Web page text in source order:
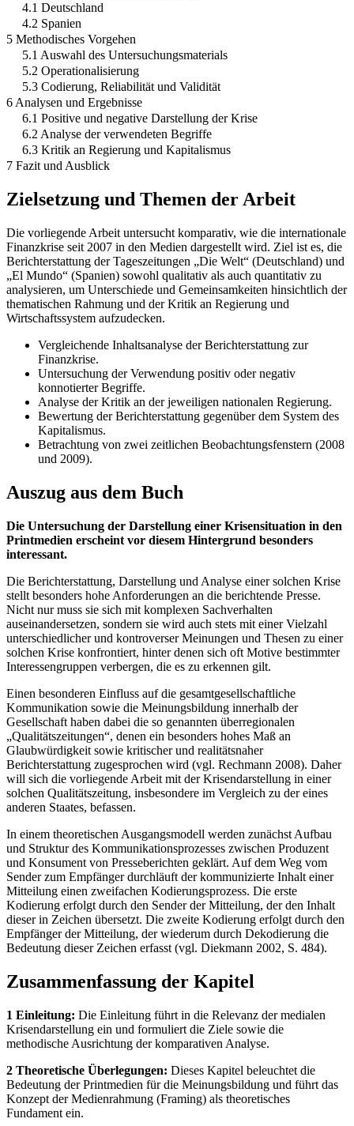
4.1 Deutschland
4.2 Spanien
5 Methodisches Vorgehen
5.1 Auswahl des Untersuchungsmaterials
5.2 Operationalisierung
5.3 Codierung, Reliabilität und Validität
6 Analysen und Ergebnisse
6.1 Positive und negative Darstellung der Krise
6.2 Analyse der verwendeten Begriffe
6.3 Kritik an Regierung und Kapitalismus
7 Fazit und Ausblick
Zielsetzung und Themen der Arbeit
Die vorliegende Arbeit untersucht komparativ, wie die internationale
Finanzkrise seit 2007 in den Medien dargestellt wird. Ziel ist es, die
Berichterstattung der Tageszeitungen „Die Welt“ (Deutschland) und
„El Mundo“ (Spanien) sowohl qualitativ als auch quantitativ zu
analysieren, um Unterschiede und Gemeinsamkeiten hinsichtlich der
thematischen Rahmung und der Kritik an Regierung und
Wirtschaftssystem aufzudecken.
Vergleichende Inhaltsanalyse der Berichterstattung zur
Finanzkrise.
Untersuchung der Verwendung positiv oder negativ
konnotierter Begriffe.
Analyse der Kritik an der jeweiligen nationalen Regierung.
Bewertung der Berichterstattung gegenüber dem System des
Kapitalismus.
Betrachtung von zwei zeitlichen Beobachtungsfenstern (2008
und 2009).
Auszug aus dem Buch
Die Untersuchung der Darstellung einer Krisensituation in den
Printmedien erscheint vor diesem Hintergrund besonders
interessant.
Die Berichterstattung, Darstellung und Analyse einer solchen Krise
stellt besonders hohe Anforderungen an die berichtende Presse.
Nicht nur muss sie sich mit komplexen Sachverhalten
auseinandersetzen, sondern sie wird auch stets mit einer Vielzahl
unterschiedlicher und kontroverser Meinungen und Thesen zu einer
solchen Krise konfrontiert, hinter denen sich oft Motive bestimmter
Interessengruppen verbergen, die es zu erkennen gilt.
Einen besonderen Einfluss auf die gesamtgesellschaftliche
Kommunikation sowie die Meinungsbildung innerhalb der
Gesellschaft haben dabei die so genannten überregionalen
„Qualitätszeitungen“, denen ein besonders hohes Maß an
Glaubwürdigkeit sowie kritischer und realitätsnaher
Berichterstattung zugesprochen wird (vgl. Rechmann 2008). Daher
will sich die vorliegende Arbeit mit der Krisendarstellung in einer
solchen Qualitätszeitung, insbesondere im Vergleich zu der eines
anderen Staates, befassen.
In einem theoretischen Ausgangsmodell werden zunächst Aufbau
und Struktur des Kommunikationsprozesses zwischen Produzent
und Konsument von Presseberichten geklärt. Auf dem Weg vom
Sender zum Empfänger durchläuft der kommunizierte Inhalt einer
Mitteilung einen zweifachen Kodierungsprozess. Die erste
Kodierung erfolgt durch den Sender der Mitteilung, der den Inhalt
dieser in Zeichen übersetzt. Die zweite Kodierung erfolgt durch den
Empfänger der Mitteilung, der wiederum durch Dekodierung die
Bedeutung dieser Zeichen erfasst (vgl. Diekmann 2002, S. 484).
Zusammenfassung der Kapitel
1 Einleitung: Die Einleitung führt in die Relevanz der medialen
Krisendarstellung ein und formuliert die Ziele sowie die
methodische Ausrichtung der komparativen Analyse.
2 Theoretische Überlegungen: Dieses Kapitel beleuchtet die
Bedeutung der Printmedien für die Meinungsbildung und führt das
Konzept der Medienrahmung (Framing) als theoretisches
Fundament ein.